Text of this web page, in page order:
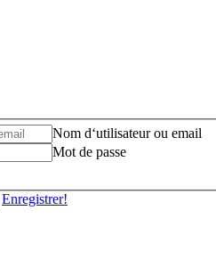
Nom d‘utilisateur ou email
Mot de passe
Enregistrer!